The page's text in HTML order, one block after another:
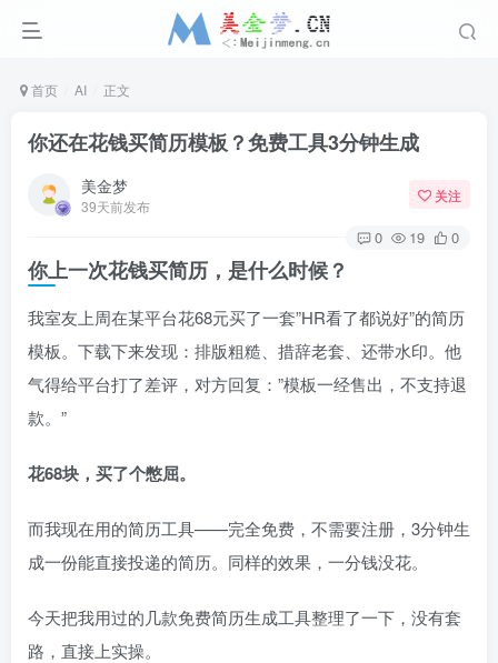
首页 AI 正文
你还在花钱买简历模板？免费工具3分钟生成
美金梦
39天前发布
关注
0 19 0
你上一次花钱买简历，是什么时候？
我室友上周在某平台花68元买了一套”HR看了都说好”的简历
模板。下载下来发现：排版粗糙、措辞老套、还带水印。他
气得给平台打了差评，对方回复：”模板一经售出，不支持退
款。”
花68块，买了个憋屈。
而我现在用的简历工具——完全免费，不需要注册，3分钟生
成一份能直接投递的简历。同样的效果，一分钱没花。
今天把我用过的几款免费简历生成工具整理了一下，没有套
路，直接上实操。